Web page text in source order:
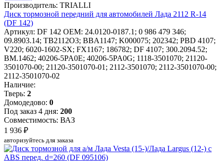
Производитель: TRIALLI
Диск тормозной передний для автомобилей Лада 2112 R-14
(DF 142)
Артикул: DF 142 OEM: 24.0120-0187.1; 0 986 479 346;
09.8903.14; TB2112O3; BBA1147; K000075; 202342; PBD 4107;
V220; 6020-1602-SX; FX1167; 186782; DF 4107; 300.2094.52;
BM.1462; 40206-5PA0E; 40206-5PA0G; 1118-3501070; 21120-
3501070-00; 21120-3501070-01; 2112-3501070; 2112-3501070-00;
2112-3501070-02
Наличие:
Тверь: 2
Домодедово: 0
Под заказ 4 дня: 200
Совместимость: ВАЗ
1 936 ₽
авторизуйтесь для заказа